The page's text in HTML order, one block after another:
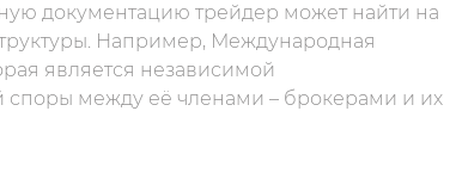
документацию трейдер может найти на
Например, Международная
является независимой
между её членами – брокерами и их